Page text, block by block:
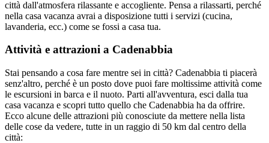
città dall'atmosfera rilassante e accogliente. Pensa a rilassarti, perché
nella casa vacanza avrai a disposizione tutti i servizi (cucina,
lavanderia, ecc.) come se fossi a casa tua.
Attività e attrazioni a Cadenabbia
Stai pensando a cosa fare mentre sei in città? Cadenabbia ti piacerà
senz'altro, perché è un posto dove puoi fare moltissime attività come
le escursioni in barca e il nuoto. Parti all'avventura, esci dalla tua
casa vacanza e scopri tutto quello che Cadenabbia ha da offrire.
Ecco alcune delle attrazioni più conosciute da mettere nella lista
delle cose da vedere, tutte in un raggio di 50 km dal centro della
città: